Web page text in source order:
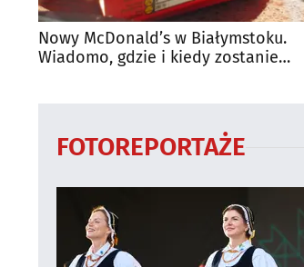
Nowy McDonald’s w Białymstoku.
Wiadomo, gdzie i kiedy zostanie
FOTOREPORTAŻE